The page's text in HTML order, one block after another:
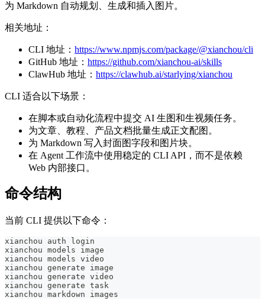
为 Markdown 自动规划、生成和插入图片。
相关地址：
CLI 地址： https://www.npmjs.com/package/@xianchou/cli
GitHub 地址： https://github.com/xianchou-ai/skills
ClawHub 地址： https://clawhub.ai/starlying/xianchou
CLI 适合以下场景：
在脚本或自动化流程中提交 AI 生图和生视频任务。
为文章、教程、产品文档批量生成正文配图。
为 Markdown 写入封面图字段和图片块。
在 Agent 工作流中使用稳定的 CLI API，而不是依赖
Web 内部接口。
命令结构
当前 CLI 提供以下命令：
xianchou auth login
xianchou models image
xianchou models video
xianchou generate image
xianchou generate video
xianchou generate task
xianchou markdown images